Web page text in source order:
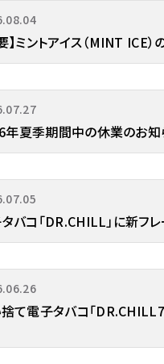
】ミントアイス（MINT
年夏季期間中の休業のお知
バコ「DR.CHILL」に新フ
て電子タバコ「